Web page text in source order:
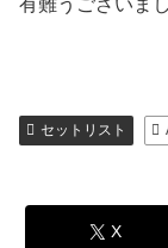
セットリスト
X